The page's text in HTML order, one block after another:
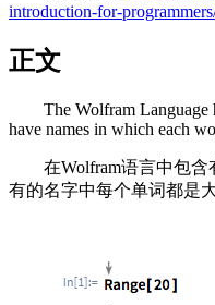
introduction-for-
正文
The Wolfram
have names in which each
在Wolfram语言中包
有的名字中每个单词都是